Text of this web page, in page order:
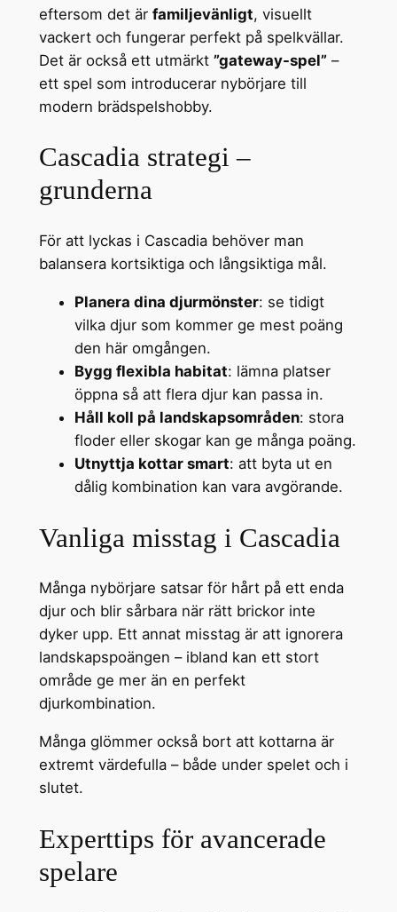
eftersom det är familjevänligt, visuellt
vackert och fungerar perfekt på spelkvällar.
Det är också ett utmärkt ”gateway-spel”–
ett spel som introducerar nybörjare till
modern brädspelshobby.
Cascadia strategi –
grunderna
För att lyckas i Cascadia behöver man
balansera kortsiktiga och långsiktiga mål.
Planera dina djurmönster: se tidigt
vilka djur som kommer ge mest poäng
den här omgången.
Bygg flexibla habitat: lämna platser
öppna så att flera djur kan passa in.
Håll koll på landskapsområden: stora
floder eller skogar kan ge många poäng.
Utnyttja kottar smart: att byta ut en
dålig kombination kan vara avgörande.
Vanliga misstag i Cascadia
Många nybörjare satsar för hårt på ett enda
djur och blir sårbara när rätt brickor inte
dyker upp. Ett annat misstag är att ignorera
landskapspoängen – ibland kan ett stort
område ge mer än en perfekt
djurkombination.
Många glömmer också bort att kottarna är
extremt värdefulla – både under spelet och i
slutet.
Experttips för avancerade
spelare